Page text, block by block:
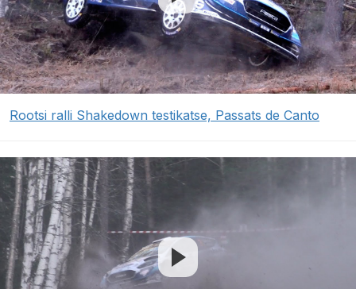
Rootsi ralli Shakedown testikatse, Passats de Canto